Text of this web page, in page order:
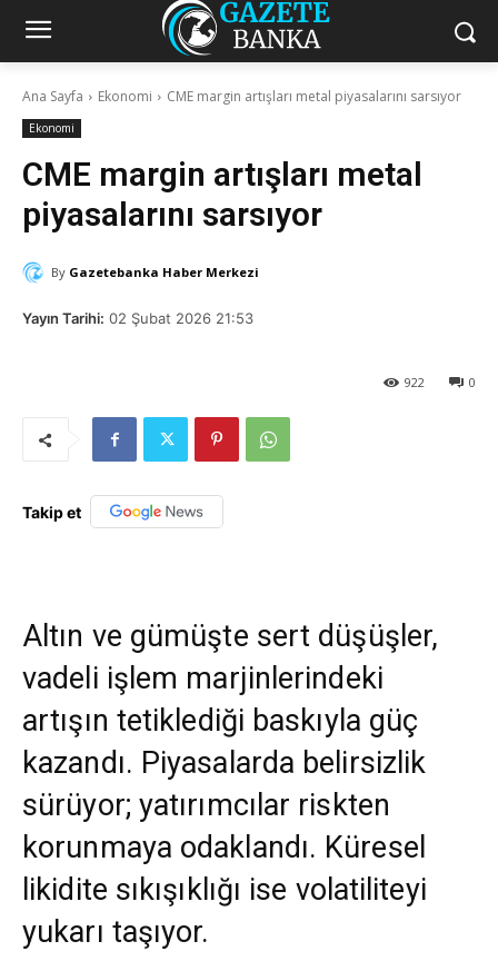
Ana Sayfa Ekonomi CME margin artışları metal piyasalarını sarsıyor
Ekonomi
CME margin artışları metal
piyasalarını sarsıyor
By Gazetebanka Haber Merkezi
Yayın Tarihi: 02 Şubat 2026 21:53
0
922
Takip et
Altın ve gümüşte sert düşüşler,
vadeli işlem marjinlerindeki
artışın tetiklediği baskıyla güç
kazandı. Piyasalarda belirsizlik
sürüyor; yatırımcılar riskten
korunmaya odaklandı. Küresel
likidite sıkışıklığı ise volatiliteyi
yukarı taşıyor.